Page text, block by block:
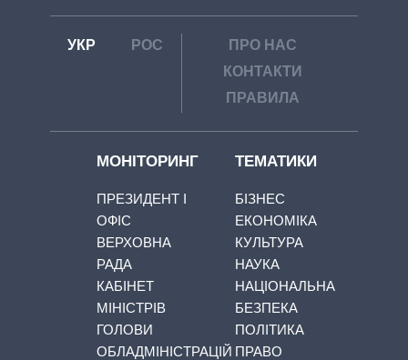
УКР РОС
ПРО НАС
КОНТАКТИ
ПРАВИЛА
МОНІТОРИНГ
ПРЕЗИДЕНТ І
ОФІС
ВЕРХОВНА
РАДА
КАБІНЕТ
МІНІСТРІВ
ГОЛОВИ
ОБЛАДМІНІСТРАЦІЙ
ТЕМАТИКИ
БІЗНЕС
ЕКОНОМІКА
КУЛЬТУРА
НАУКА
НАЦІОНАЛЬНА
БЕЗПЕКА
ПОЛІТИКА
ПРАВО